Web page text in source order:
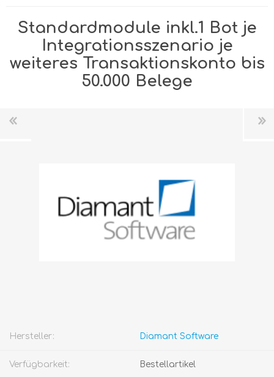
Standardmodule inkl.1 Bot je
Integrationsszenario je
weiteres Transaktionskonto bis
50.000 Belege
Hersteller: Diamant Software
Verfügbarkeit: Bestellartikel